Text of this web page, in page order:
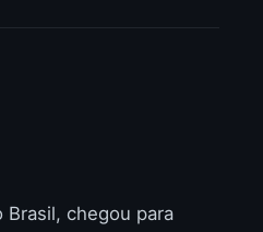
chegou para